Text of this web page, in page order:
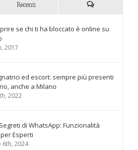
Recenti
se chi ti ha bloccato è online su
2017
ed escort: sempre più presenti
anche a Milano
2022
di WhatsApp: Funzionalità
Esperti
6th, 2024